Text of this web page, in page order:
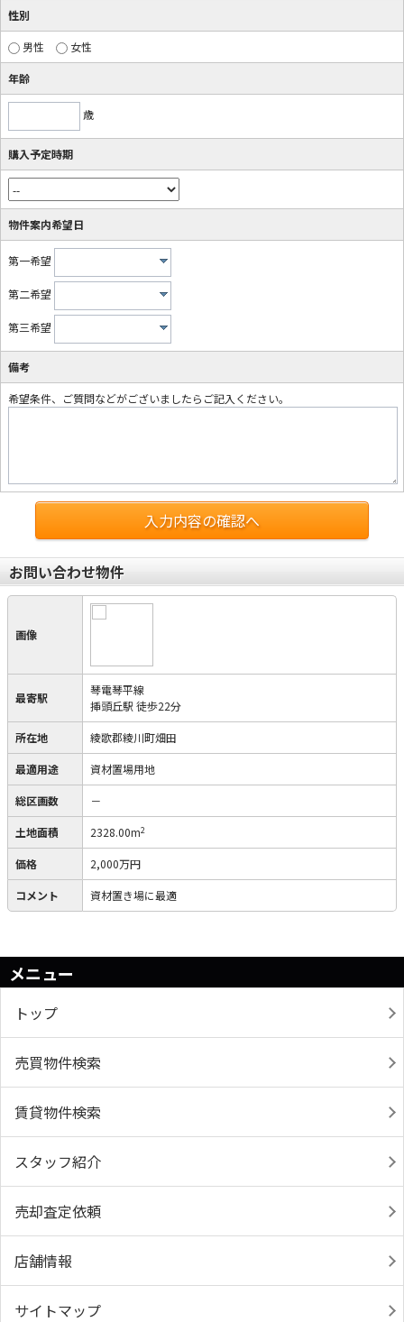
性別
男性 女性
年齢
歳
購入予定時期
物件案内希望日
第一希望
第二希望
第三希望
備考
希望条件、ご質問などがございましたらご記入ください。
入力内容の確認へ
お問い合わせ物件
画像
最寄駅
琴電琴平線
挿頭丘駅 徒歩22分
所在地 綾歌郡綾川町畑田
最適用途 資材置場用地
総区画数 －
土地面積 2328.00m2
価格 2,000万円
コメント 資材置き場に最適
メニュー
トップ
売買物件検索
賃貸物件検索
スタッフ紹介
売却査定依頼
店舗情報
サイトマップ